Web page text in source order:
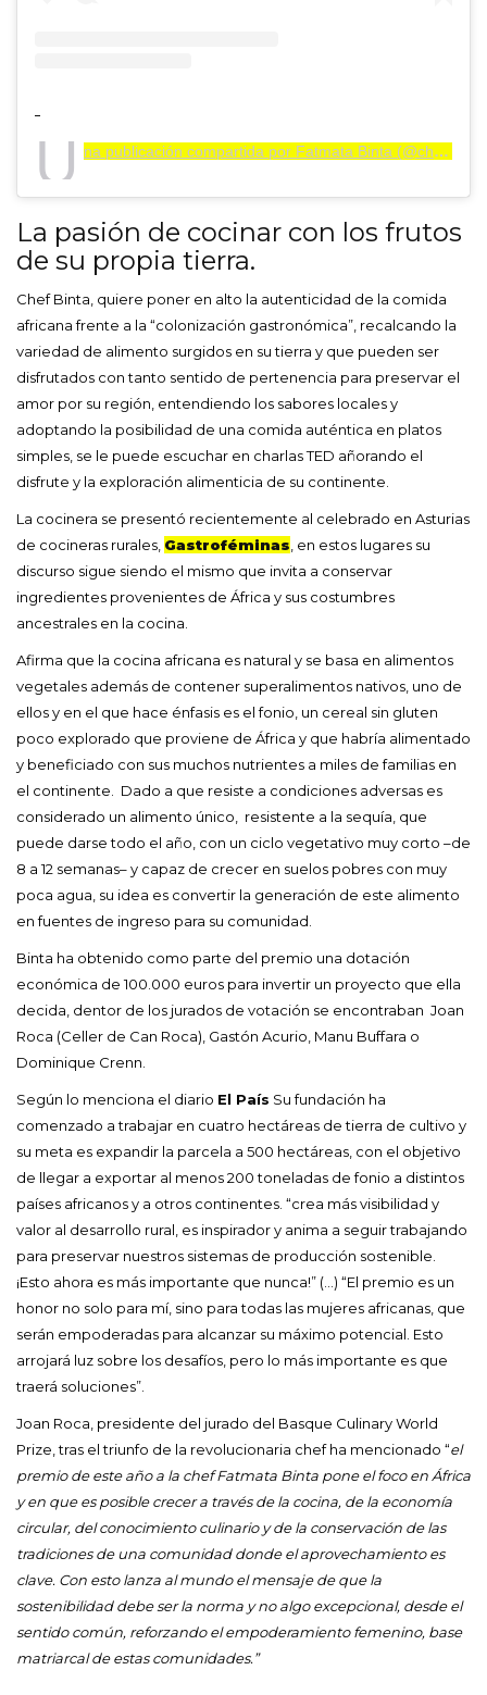
U na publicación compartida por Fatmata Binta (@chef_binta)
La pasión de cocinar con los frutos
de su propia tierra.
Chef Binta, quiere poner en alto la autenticidad de la comida
africana frente a la “colonización gastronómica”, recalcando la
variedad de alimento surgidos en su tierra y que pueden ser
disfrutados con tanto sentido de pertenencia para preservar el
amor por su región, entendiendo los sabores locales y
adoptando la posibilidad de una comida auténtica en platos
simples, se le puede escuchar en charlas TED añorando el
disfrute y la exploración alimenticia de su continente.
La cocinera se presentó recientemente al celebrado en Asturias
de cocineras rurales, Gastroféminas , en estos lugares su
discurso sigue siendo el mismo que invita a conservar
ingredientes provenientes de África y sus costumbres
ancestrales en la cocina.
Afirma que la cocina africana es natural y se basa en alimentos
vegetales además de contener superalimentos nativos, uno de
ellos y en el que hace énfasis es el fonio, un cereal sin gluten
poco explorado que proviene de África y que habría alimentado
y beneficiado con sus muchos nutrientes a miles de familias en
el continente. Dado a que resiste a condiciones adversas es
considerado un alimento único, resistente a la sequía, que
puede darse todo el año, con un ciclo vegetativo muy corto –de
8 a 12 semanas– y capaz de crecer en suelos pobres con muy
poca agua, su idea es convertir la generación de este alimento
en fuentes de ingreso para su comunidad.
Binta ha obtenido como parte del premio una dotación
económica de 100.000 euros para invertir un proyecto que ella
decida, dentor de los jurados de votación se encontraban Joan
Roca (Celler de Can Roca), Gastón Acurio, Manu Buffara o
Dominique Crenn.
Según lo menciona el diario El País Su fundación ha
comenzado a trabajar en cuatro hectáreas de tierra de cultivo y
su meta es expandir la parcela a 500 hectáreas, con el objetivo
de llegar a exportar al menos 200 toneladas de fonio a distintos
países africanos y a otros continentes. “crea más visibilidad y
valor al desarrollo rural, es inspirador y anima a seguir trabajando
para preservar nuestros sistemas de producción sostenible.
¡Esto ahora es más importante que nunca!” (…) “El premio es un
honor no solo para mí, sino para todas las mujeres africanas, que
serán empoderadas para alcanzar su máximo potencial. Esto
arrojará luz sobre los desafíos, pero lo más importante es que
traerá soluciones”.
Joan Roca, presidente del jurado del Basque Culinary World
Prize, tras el triunfo de la revolucionaria chef ha mencionado “el
premio de este año a la chef Fatmata Binta pone el foco en África
y en que es posible crecer a través de la cocina, de la economía
circular, del conocimiento culinario y de la conservación de las
tradiciones de una comunidad donde el aprovechamiento es
clave. Con esto lanza al mundo el mensaje de que la
sostenibilidad debe ser la norma y no algo excepcional, desde el
sentido común, reforzando el empoderamiento femenino, base
matriarcal de estas comunidades.”